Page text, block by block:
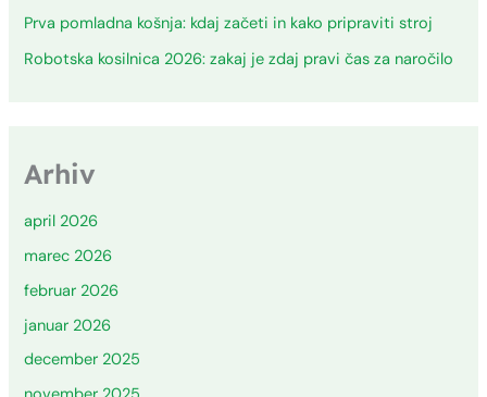
Prva pomladna košnja: kdaj začeti in kako pripraviti stroj
Robotska kosilnica 2026: zakaj je zdaj pravi čas za naročilo
Arhiv
april 2026
marec 2026
februar 2026
januar 2026
december 2025